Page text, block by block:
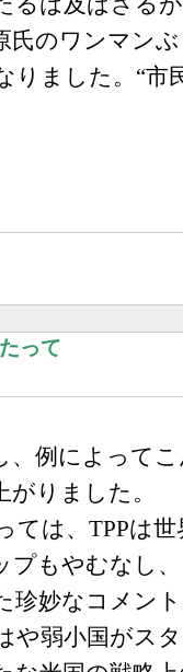
氏のワンマン
りました。“市
って
、例によって
りました。
ては、TPPは
プもやむなし
珍妙なコメン
や弱小国がス